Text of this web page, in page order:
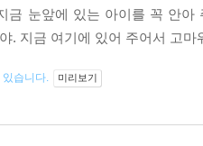
금 눈앞에 있는 아이를 꼭 안
. 지금 여기에 있어 주어서 고마
있습니다. 미리보기